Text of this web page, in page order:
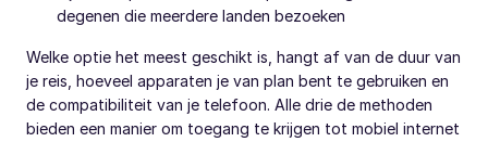
degenen die meerdere landen bezoeken
Welke optie het meest geschikt is, hangt af van de duur van
je reis, hoeveel apparaten je van plan bent te gebruiken en
de compatibiliteit van je telefoon. Alle drie de methoden
bieden een manier om toegang te krijgen tot mobiel internet